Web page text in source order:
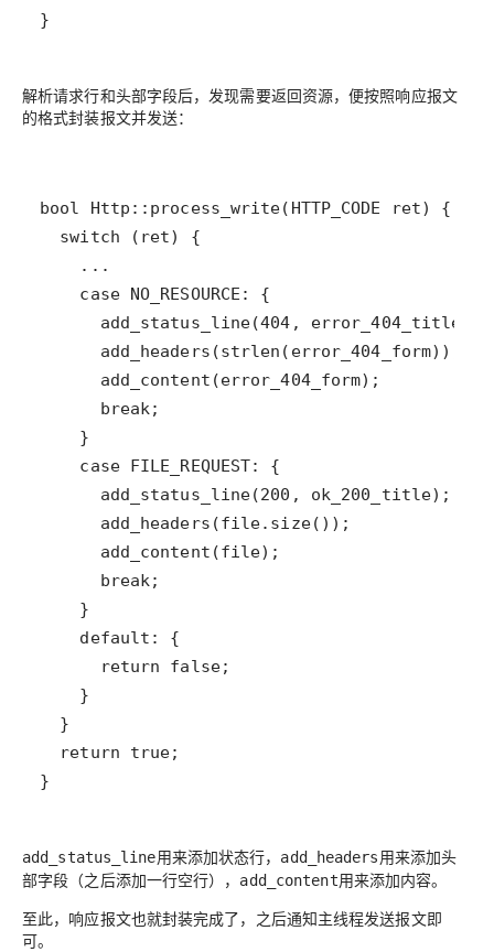
}
解析请求行和头部字段后，发现需要返回资源，便按照响应报文
的格式封装报文并发送：
}
add_status_line用来添加状态行， add_headers用来添加头
部字段（之后添加一行空行），
add_content用来添加内容。
至此，响应报文也就封装完成了，之后通知主线程发送报文即
可。